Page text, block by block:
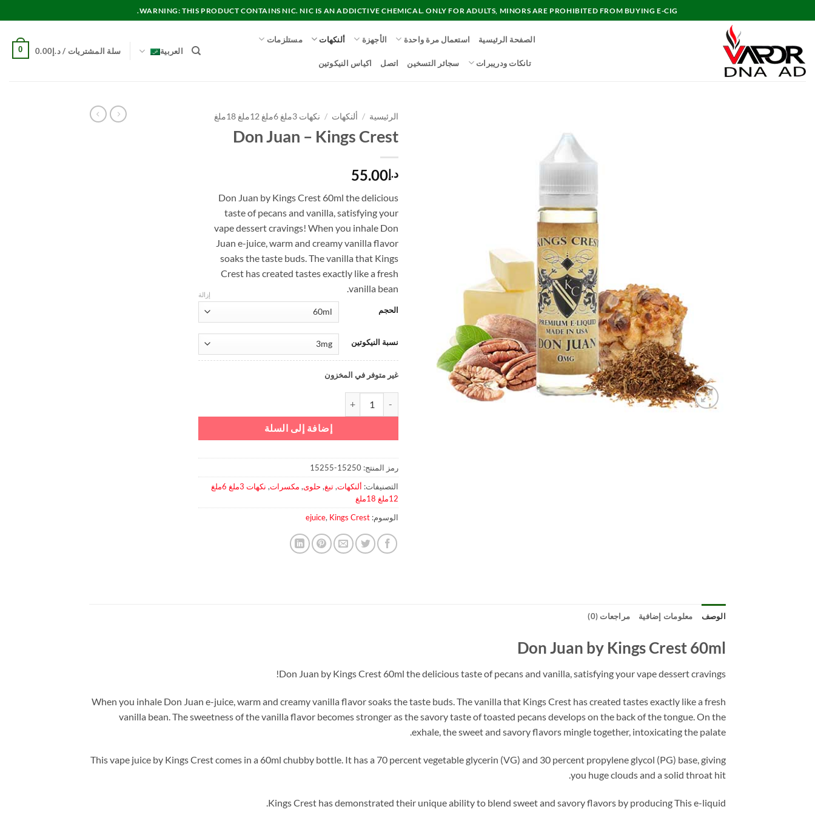
للمحتوى
WARNING: THIS PRODUCT CONTAINS NIC. NIC IS AN ADDICTIVE CHEMICAL. ONLY FOR ADULTS, MINORS ARE PROHIBITED FROM BUYING E-CIG.
الصفحة الرئيسية استعمال مرة واحدة الأجهزة ألنكهات مستلزمات
تانكات ودريبرات سجائر التسخين اتصل اكياس النيكوتين
العربية سلة المشتريات /د.إ0.00
0
الرئيسية / ألنكهات / نكهات 3ملغ 6ملغ 12ملغ 18ملغ
Don Juan – Kings Crest
د.إ55.00
Don Juan by Kings Crest 60ml the delicious
taste of pecans and vanilla, satisfying your
vape dessert cravings! When you inhale Don
Juan e-juice, warm and creamy vanilla flavor
soaks the taste buds. The vanilla that Kings
Crest has created tastes exactly like a fresh
vanilla bean.
الحجم
نسبة النيكوتين
إزالة
غير متوفر في المخزون
إضافة إلى السلة
رمز المنتج: 15250-15255
التصنيفات: ألنكهات,تبغ, حلوى, مكسرات,
نكهات 3ملغ 6ملغ
12ملغ 18ملغ
الوسوم:
ejuice, Kings Crest
الوصف معلومات إضافية مراجعات (0)
Don Juan by Kings Crest 60ml
Don Juan by Kings Crest 60ml the delicious taste of pecans and vanilla, satisfying your vape dessert cravings!
When you inhale Don Juan e-juice, warm and creamy vanilla flavor soaks the taste buds. The vanilla that Kings Crest has created tastes exactly like a fresh
vanilla bean. The sweetness of the vanilla flavor becomes stronger as the savory taste of toasted pecans develops on the back of the tongue. On the
exhale, the sweet and savory flavors mingle together, intoxicating the palate.
This vape juice by Kings Crest comes in a 60ml chubby bottle. It has a 70 percent vegetable glycerin (VG) and 30 percent propylene glycol (PG) base, giving
you huge clouds and a solid throat hit.
Kings Crest has demonstrated their unique ability to blend sweet and savory flavors by producing This e-liquid.